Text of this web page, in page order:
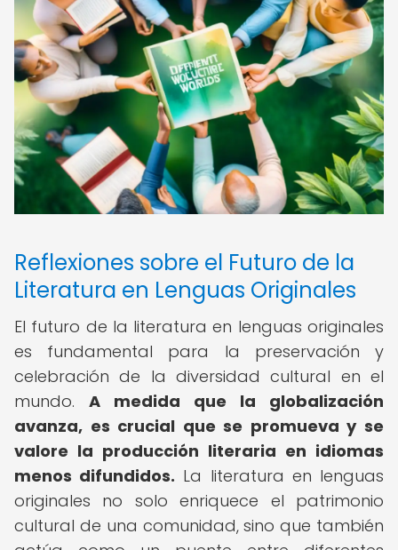
Reflexiones sobre el Futuro de la
Literatura en Lenguas Originales
El futuro de la literatura en lenguas originales
es fundamental para la preservación y
celebración de la diversidad cultural en el
mundo. A medida que la globalización
avanza, es crucial que se promueva y se
valore la producción literaria en idiomas
menos difundidos. La literatura en lenguas
originales no solo enriquece el patrimonio
cultural de una comunidad, sino que también